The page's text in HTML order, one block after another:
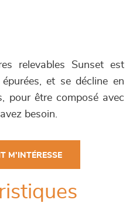
relevables Sunset est
et se décline en
pour être composé avec
besoin.
M'INTÉRESSE